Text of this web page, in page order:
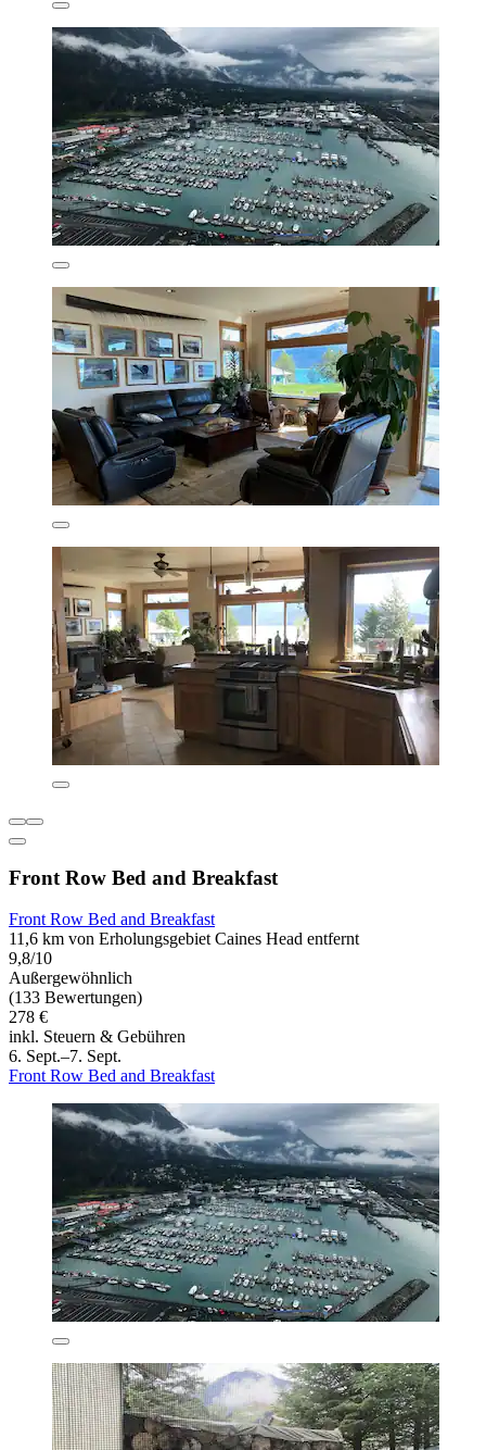
Front Row Bed and Breakfast
Front Row Bed and Breakfast
11,6 km von Erholungsgebiet Caines Head entfernt
9,8/10
Außergewöhnlich
(133 Bewertungen)
278 €
inkl. Steuern & Gebühren
6. Sept.–7. Sept.
Front Row Bed and Breakfast